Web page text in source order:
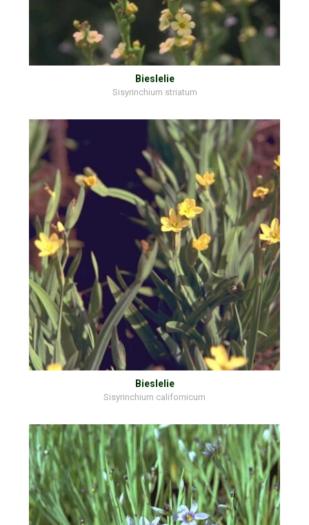
Bieslelie
Sisyrinchium striatum
Bieslelie
Sisyrinchium californicum